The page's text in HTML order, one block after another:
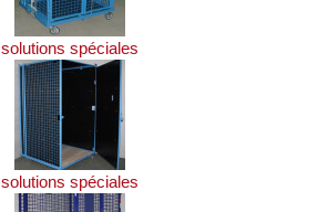
solutions spéciales
solutions spéciales